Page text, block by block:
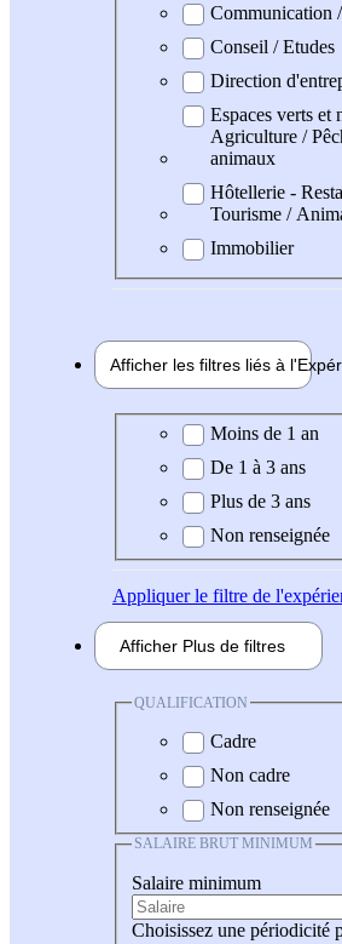
Communication
Conseil / Etudes
Direction
Espaces verts et
Agriculture /
animaux
Hôtellerie -
Tourisme /
Immobilier
Afficher les filtres liés à l'
Expérience demandée
Moins de 1 an
De 1 à 3 ans
Plus de 3 ans
Non renseignée
Appliquerle filtre de
Afficher Plus de filtres
QUALIFICATION
Cadre
Non cadre
Non renseignée
SALAIRE BRUT MINIMUM
Salaire minimum
Choisissez une périodicité